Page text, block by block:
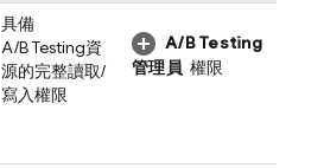
具備
A/B Testing資
源的完整讀取/
寫入權限
A/B Testing
管理員 權限